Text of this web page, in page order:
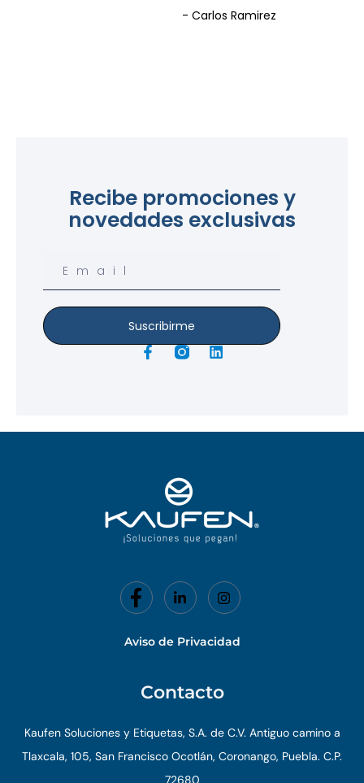
- Carlos Ramirez
Recibe promociones y
novedades exclusivas
Suscribirme
F
L
Aviso de Privacidad
Contacto
Kaufen Soluciones y Etiquetas, S.A. de C.V. Antiguo camino a
Tlaxcala, 105, San Francisco Ocotlán, Coronango, Puebla. C.P.
72680